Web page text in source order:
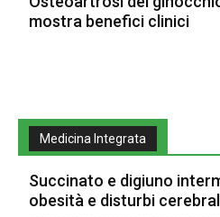
mostra benefici clinici
Medicina Integrata
Succinato e digiuno
obesità e disturbi